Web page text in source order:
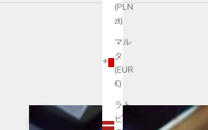
(PLN
zł)
マル
タ
(EUR
€)
ラト
ビア